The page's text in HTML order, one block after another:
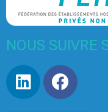
NOUS SUIVRE